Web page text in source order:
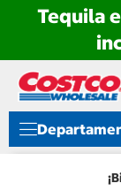
Tequila
directo
contenido
directo
menú
navegación